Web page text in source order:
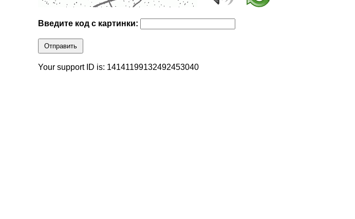
Введите код с картинки:
Отправить
Your support ID is: 14141199132492453040